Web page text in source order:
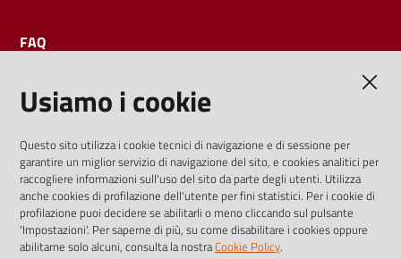
FAQ
I dati personali pubblicati sono riutilizzabili solo alle condizioni
previste dalla direttiva comunitaria 2003/98/CE e dal d.lgs.
36/2006
Usiamo i cookie
Questo sito utilizza i cookie tecnici di navigazione e di sessione per
garantire un miglior servizio di navigazione del sito, e cookies analitici per
raccogliere informazioni sull'uso del sito da parte degli utenti. Utilizza
anche cookies di profilazione dell'utente per fini statistici. Per i cookie di
profilazione puoi decidere se abilitarli o meno cliccando sul pulsante
'Impostazioni'. Per saperne di più, su come disabilitare i cookies oppure
abilitarne solo alcuni, consulta la nostraCookie Policy.